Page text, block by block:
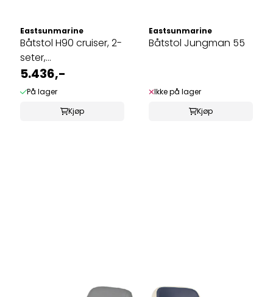
Eastsunmarine
Båtstol H90 cruiser, 2-
seter,
lysegrå/mørkeblå
5.436,-
På lager
Kjøp
Eastsunmarine
Båtstol Jungman 55
Ikke på lager
Kjøp